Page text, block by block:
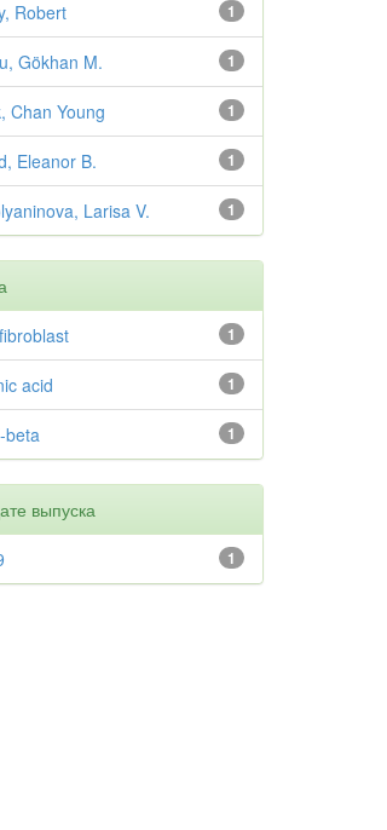
1
Robert
1
Gökhan M.
1
Chan Young
1
Eleanor B.
1
Larisa V.
1
1
acid
1
beta
выпуска
1